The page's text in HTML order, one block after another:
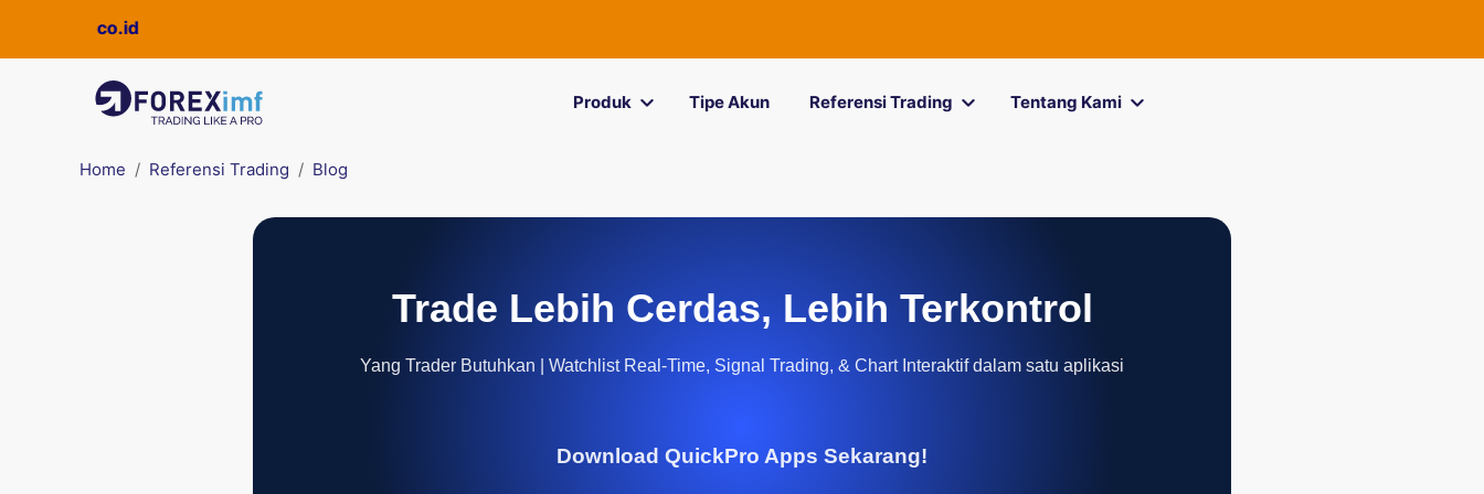
Produk Tipe Akun Referensi Trading Tentang Kami
Home Referensi Trading Blog
Trade Lebih Cerdas, Lebih Terkontrol
Yang Trader Butuhkan | Watchlist Real-Time, Signal Trading, & Chart Interaktif dalam satu aplikasi
Download QuickPro Apps Sekarang!